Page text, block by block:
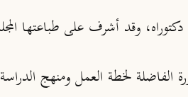
وقد أشرف على طباعتها
الفاضلة لخطة العمل ومنهج